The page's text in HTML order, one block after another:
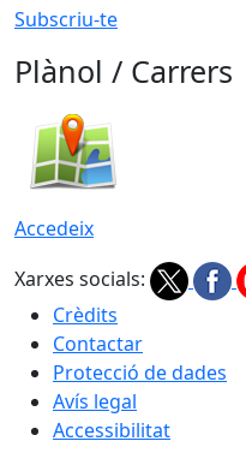
Subscriu-te
Plànol / Carrers
Accedeix
Xarxes socials:
Crèdits
Contactar
Protecció de dades
Avís legal
Accessibilitat